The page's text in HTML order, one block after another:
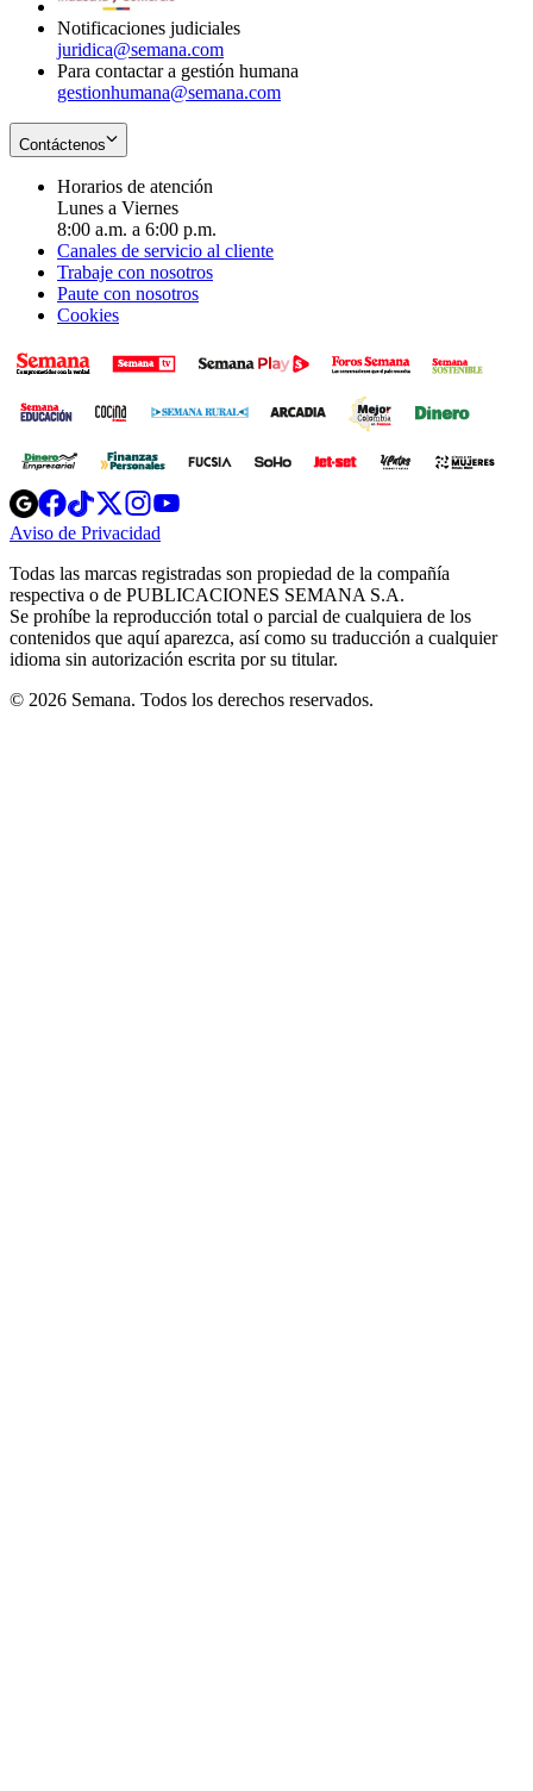
Notificaciones judiciales
juridica@semana.com
Para contactar a gestión humana
gestionhumana@semana.com
Contáctenos
Horarios de atención
Lunes a Viernes
8:00 a.m. a 6:00 p.m.
Canales de servicio al cliente
Trabaje con nosotros
Paute con nosotros
Cookies
Opens
in
new
Opens
in
new
Opens
in
new
window
Opens
new
windowwindow
Aviso de Privacidad
new
window
Todas las marcas registradas son propiedad de la compañía
respectiva o de PUBLICACIONES SEMANA S.A.
Se prohíbe la reproducción total o parcial de cualquiera de los
contenidos que aquí aparezca, así como su traducción a cualquier
idioma sin autorización escrita por su titular.
© 2026 Semana. Todos los derechos reservados.